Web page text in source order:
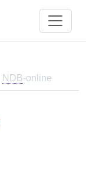
NDB-online